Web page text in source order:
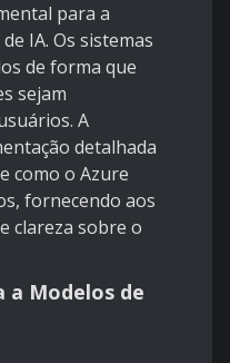
para a
IA. Os sistemas
de forma que
sejam
A
detalhada
como o Azure
fornecendo aos
clareza sobre o
a Modelos de